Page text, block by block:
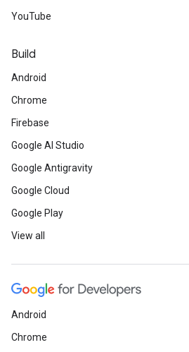
YouTube
Build
Android
Chrome
Firebase
Google AI Studio
Google Antigravity
Google Cloud
Google Play
View all
Android
Chrome